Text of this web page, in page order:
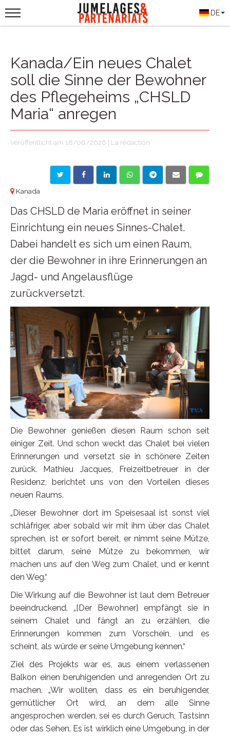
DE
Kanada/Ein neues Chalet
soll die Sinne der Bewohner
des Pflegeheims „CHSLD
Maria“ anregen
Veröffentlicht am 18/06/2026 | La rédaction
Kanada
Das CHSLD de Maria eröffnet in seiner
Einrichtung ein neues Sinnes-Chalet.
Dabei handelt es sich um einen Raum,
der die Bewohner in ihre Erinnerungen an
Jagd- und Angelausflüge
zurückversetzt.
Die Bewohner genießen diesen Raum schon seit
einiger Zeit. Und schon weckt das Chalet bei vielen
Erinnerungen und versetzt sie in schönere Zeiten
zurück. Mathieu Jacques, Freizeitbetreuer in der
Residenz, berichtet uns von den Vorteilen dieses
neuen Raums.
„Dieser Bewohner dort im Speisesaal ist sonst viel
schläfriger, aber sobald wir mit ihm über das Chalet
sprechen, ist er sofort bereit, er nimmt seine Mütze,
bittet darum, seine Mütze zu bekommen, wir
machen uns auf den Weg zum Chalet, und er kennt
den Weg.“
Die Wirkung auf die Bewohner ist laut dem Betreuer
beeindruckend. „[Der Bewohner] empfängt sie in
seinem Chalet und fängt an zu erzählen, die
Erinnerungen kommen zum Vorschein, und es
scheint, als würde er seine Umgebung kennen.“
Ziel des Projekts war es, aus einem verlassenen
Balkon einen beruhigenden und anregenden Ort zu
machen. „Wir wollten, dass es ein beruhigender,
gemütlicher Ort wird, an dem alle Sinne
angesprochen werden, sei es durch Geruch, Tastsinn
oder das Sehen. Es ist wirklich eine Umgebung, in der